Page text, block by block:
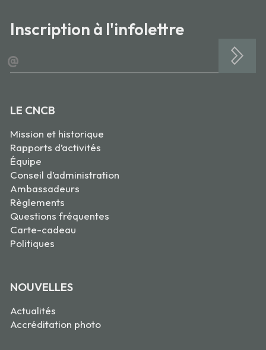
Inscription à l'infolettre
@
LE CNCB
Mission et historique
Rapports d’activités
Équipe
Conseil d’administration
Ambassadeurs
Règlements
Questions fréquentes
Carte-cadeau
Politiques
NOUVELLES
Actualités
Accréditation photo